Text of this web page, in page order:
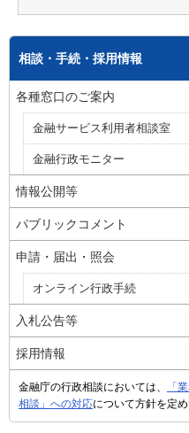
相談・手続・採用情報
各種窓口のご案内
金融サービス利用者相談室
金融行政モニター
情報公開等
パブリックコメント
申請・届出・照会
オンライン行政手続
入札公告等
採用情報
金融庁の行政相談においては、
「
相談」への対応について方針を定め